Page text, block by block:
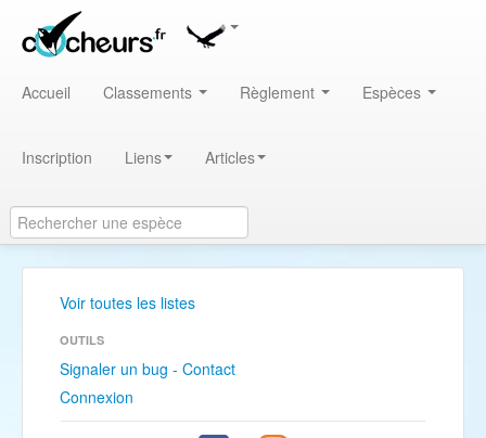
Accueil Classements Règlement Espèces
Inscription Liens Articles
Voir toutes les listes
OUTILS
Signaler un bug - Contact
Connexion